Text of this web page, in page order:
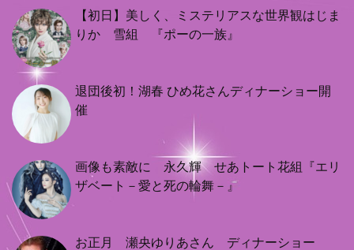
【初日】美しく、ミステリアスな世界観はじま
りか 雪組 『ポーの一族』
退団後初！湖春 ひめ花さんディナーショー開
催
画像も素敵に 永久輝 せあトート花組『エリ
ザベート－愛と死の輪舞－』
お正月 瀬央ゆりあさん ディナーショー